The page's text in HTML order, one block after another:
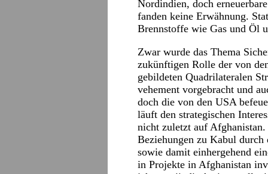
Nordindien, doch
fanden keine Erwähnung.
Brennstoffe wie Gas und Öl
Zwar wurde das Thema
zukünftigen Rolle der von
gebildeten Quadrilateralen
vehement vorgebracht und
doch die von den USA
läuft den strategischen
nicht zuletzt auf
Beziehungen zu Kabul
sowie damit einhergehend
in Projekte in Afghanistan